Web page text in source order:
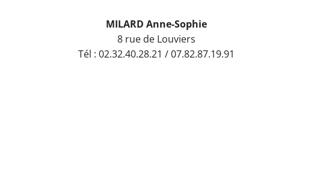
MILARD Anne-Sophie
8 rue de Louviers
Tél : 02.32.40.28.21 / 07.82.87.19.91